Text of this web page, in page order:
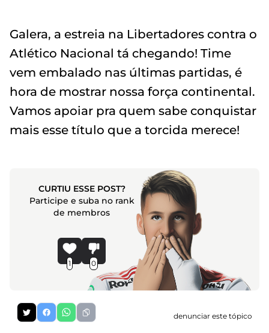
Galera, a estreia na Libertadores contra o
Atlético Nacional tá chegando! Time
vem embalado nas últimas partidas, é
hora de mostrar nossa força continental.
Vamos apoiar pra quem sabe conquistar
mais esse título que a torcida merece!
CURTIU ESSE POST?
Participe e suba no rank
de membros
1 0
denunciar este tópico